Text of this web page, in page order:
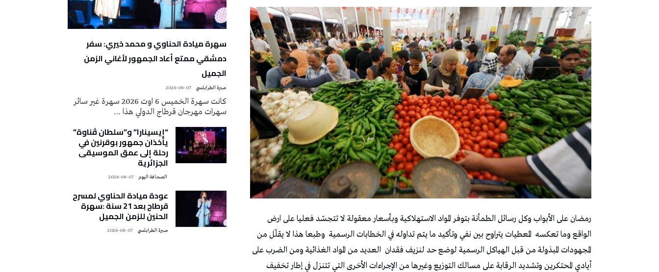
رمضان على الأبواب وكل رسائل الطمأنة بتوفر المواد الاستهلاكية وبأسعار معقولة لا تتجسّد فعليا على ارض
الواقع وما تعكسه المعطيات يتراوح بين نفي وتأكيد ما يتم تداوله في الخطابات الرسمية وطبعا هذا لا يقلّل من
المجهودات المبذولة من قبل الهياكل الرسمية لوضع حد لنزيف فقدان العديد من المواد الغذائية ومن الضرب على
أيادي المحتكرين وتشديد الرقابة على مسالك التوزيع وغيرها من الإجراءات الأخرى التي تتنزل في إطار تخفيف
سهرة ميادة الحناوي و محمد خيري: سفر
دمشقي ممتع أعاد الجمهور لأغاني الزمن
الجميل
صبرة الطرابلسي 2026-08-07
كانت سهرة الخميس 6 اوت 2026 سهرة غير سائر
سهرات مهرجان قرطاج الدولي هذا …
“إيسينارا” و”سلطان ڤناوة”
يأخذان جمهور بوقرنين في
رحلة إلى عمق الموسيقى
الجزائرية
2026-08-07
عودة ميادة الحناوي لمسرح
قرطاج بعد 21 سنة :سهرة
الحنين للزمن الجميل
صبرة الطرابلسي 2026-08-07